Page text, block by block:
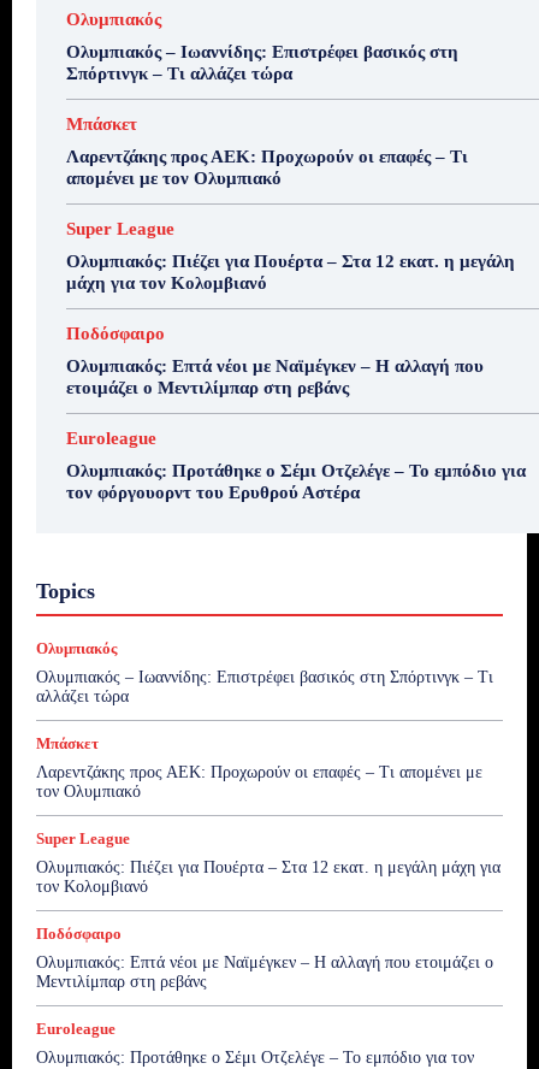
Ολυμπιακός
Ολυμπιακός – Ιωαννίδης: Επιστρέφει βασικός στη
Σπόρτινγκ – Τι αλλάζει τώρα
Μπάσκετ
Λαρεντζάκης προς ΑΕΚ: Προχωρούν οι επαφές – Τι
απομένει με τον Ολυμπιακό
Super League
Ολυμπιακός: Πιέζει για Πουέρτα – Στα 12 εκατ. η μεγάλη
μάχη για τον Κολομβιανό
Ποδόσφαιρο
Ολυμπιακός: Επτά νέοι με Ναϊμέγκεν – Η αλλαγή που
ετοιμάζει ο Μεντιλίμπαρ στη ρεβάνς
Euroleague
Ολυμπιακός: Προτάθηκε ο Σέμι Οτζελέγε – Το εμπόδιο για
τον φόργουορντ του Ερυθρού Αστέρα
Topics
Ολυμπιακός
Ολυμπιακός – Ιωαννίδης: Επιστρέφει βασικός στη Σπόρτινγκ – Τι
αλλάζει τώρα
Μπάσκετ
Λαρεντζάκης προς ΑΕΚ: Προχωρούν οι επαφές – Τι απομένει με
τον Ολυμπιακό
Super League
Ολυμπιακός: Πιέζει για Πουέρτα – Στα 12 εκατ. η μεγάλη μάχη για
τον Κολομβιανό
Ποδόσφαιρο
Ολυμπιακός: Επτά νέοι με Ναϊμέγκεν – Η αλλαγή που ετοιμάζει ο
Μεντιλίμπαρ στη ρεβάνς
Euroleague
Ολυμπιακός: Προτάθηκε ο Σέμι Οτζελέγε – Το εμπόδιο για τον